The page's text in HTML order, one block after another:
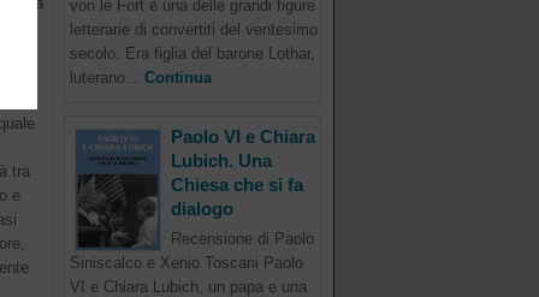
tra
e
von le Fort è una delle grandi figure
letterarie di convertiti del ventesimo
secolo. Era figlia del barone Lothar,
luterano... Continua
Paolo VI e Chiara
Lubich. Una
Chiesa che si fa
dialogo
Recensione di Paolo
Siniscalco e Xenio Toscani Paolo
VI e Chiara Lubich, un papa e una